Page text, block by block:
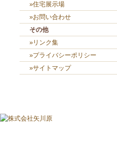
»住宅展示場
»お問い合わせ
その他
»リンク集
»プライバシーポリシー
»サイトマップ